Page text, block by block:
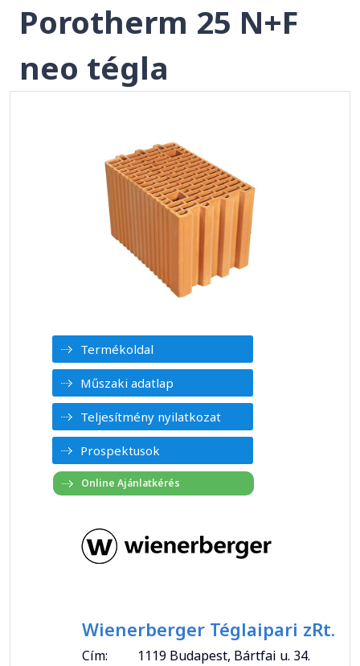
Porotherm 25 N+F
neo tégla
Termékoldal
Műszaki adatlap
Teljesítmény nyilatkozat
Prospektusok
Wienerberger Téglaipari zRt.
Cím:
1119 Budapest, Bártfai u. 34.